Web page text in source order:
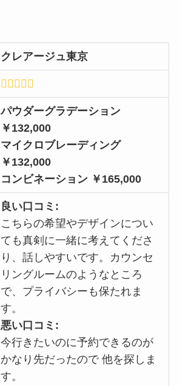
クレアージュ東京
パウダーグラデーション
￥132,000
マイクロブレーディング
￥132,000
コンビネーション ￥165,000
良い口コミ:
こちらの希望やデザインについ
ても真剣に一緒に考えてくださ
り、話しやすいです。カウンセ
リングルームのようなところ
で、プライバシーも保たれま
す。
悪い口コミ:
今行きたいのに予約できるのが
かなり先だったので 他を探しま
す。